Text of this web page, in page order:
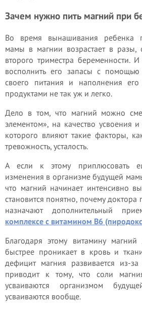
Зачем нужно пить магний при
Во время вынашивания ребенка
мамы в магнии возрастает в разы,
второго триместра беременности.
восполнить его запасы с помощью
своего питания и наполнения
продуктами не так уж и легко.
Дело в том, что магний можно
элементом», на качество усвоения
которого влияют такие факторы,
тревожность, усталость.
А если к этому приплюсовать
изменения в организме будущей
что магний начинает интенсивно
становится понятно, почему доктора
назначают дополнительный
комплексе с витамином В6
Благодаря этому витамину магний
быстрее проникает в кровь и
дефицит магния развивается из-
приводит к тому, что соли
усваиваются организмом
усваиваются вообще.